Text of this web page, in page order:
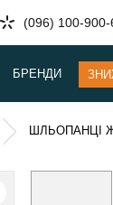
(096) 100-900-
БРЕНДИ
ШЛЬОПАНЦІ